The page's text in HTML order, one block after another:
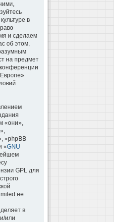
в
и сделаем
об этом,
на предмет
«они»,
«phpBB
«GNU
GPL для
не
в
или